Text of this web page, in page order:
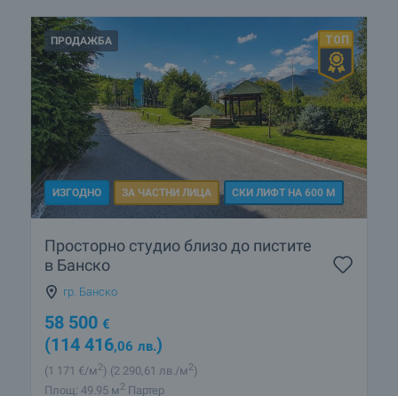
ПРОДАЖБА
ИЗГОДНО ЗА ЧАСТНИ ЛИЦА СКИ ЛИФТ НА 600 М
Просторно студио близо до пистите
в Банско
гр. Банско
58 500 €
(114 416,06 лв.)
(1 171 €/м2) (2 290,61 лв./м2)
Площ: 49.95 м2 Партер